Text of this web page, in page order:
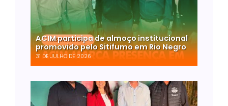
ACIM participa de almoço institucional
promovido pelo Sitifumo em Rio Negro
31 DE JULHO DE 2026